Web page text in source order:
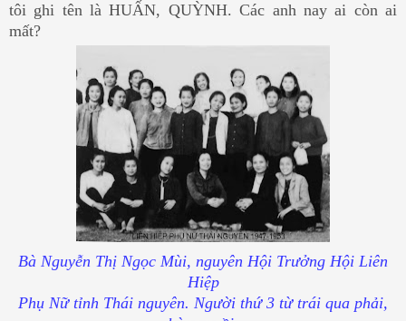
tôi ghi tên là HUẤN, QUỲNH. Các anh nay ai còn ai
mất?
Bà Nguyễn Thị Ngọc Mùi, nguyên Hội Trưởng Hội Liên
Hiệp
Phụ Nữ tỉnh Thái nguyên. Người thứ 3 từ trái qua phải,